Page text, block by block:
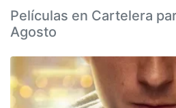
Películas en Cartelera
Agosto